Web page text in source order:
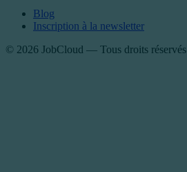
Blog
Inscription à la newsletter
© 2026 JobCloud — Tous droits réservés